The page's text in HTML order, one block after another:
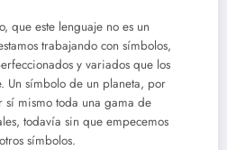
que este lenguaje no es un
trabajando con símbolos,
y variados que los
Un símbolo de un planeta, por
mismo toda una gama de
todavía sin que empecemos
símbolos.